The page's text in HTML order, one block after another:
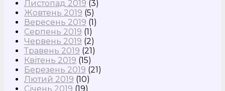
Листопад 2019 (3)
Жовтень 2019 (5)
Вересень 2019 (1)
Серпень 2019 (1)
Червень 2019 (2)
Травень 2019 (21)
Квітень 2019 (15)
Березень 2019 (21)
Лютий 2019 (10)
Січень 2019 (19)